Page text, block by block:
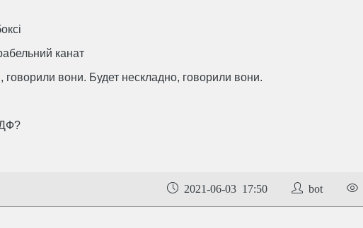
канат
говорили вони. Будет нескладно, говорили вони.
2021-06-03 17:50 bot